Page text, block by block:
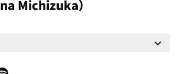
Michizuka）